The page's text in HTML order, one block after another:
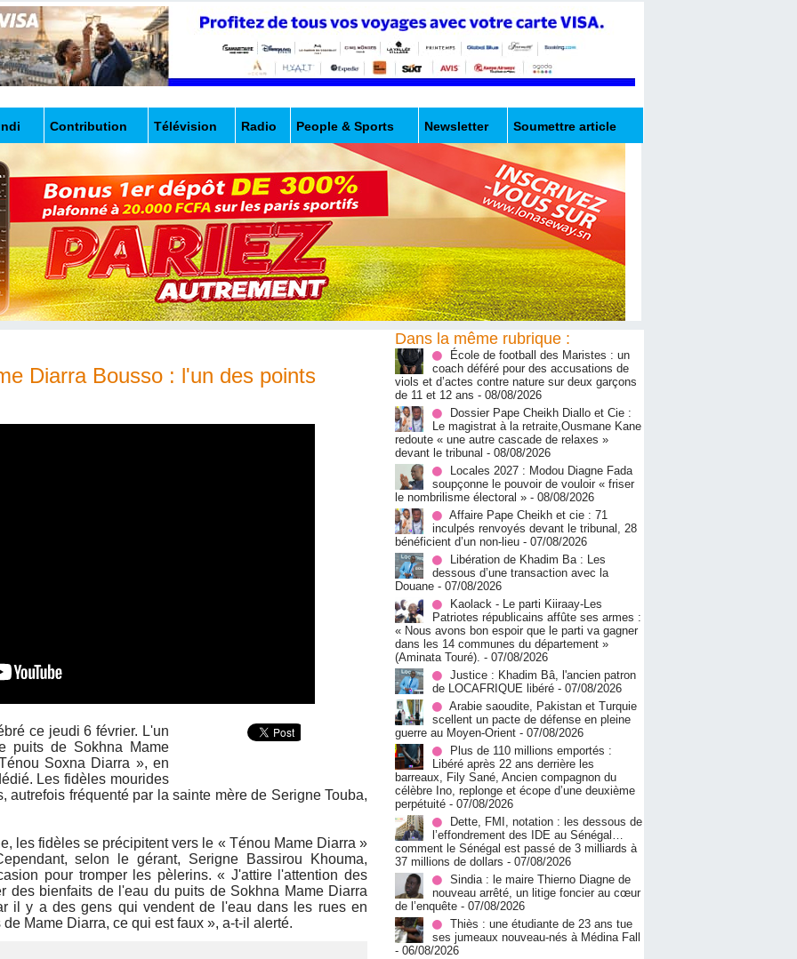
Contribution Télévision Radio People & Sports Newsletter Soumettre article
Diarra Bousso : l'un des points
ce jeudi 6 février. L'un
puits de Sokhna Mame
Soxna Diarra », en
Les fidèles mourides
autrefois fréquenté par la sainte mère de Serigne Touba,
les fidèles se précipitent vers le « Ténou Mame Diarra »
selon le gérant, Serigne Bassirou Khouma,
pour tromper les pèlerins. « J'attire l'attention des
des bienfaits de l'eau du puits de Sokhna Mame Diarra
il y a des gens qui vendent de l'eau dans les rues en
Mame Diarra, ce qui est faux », a-t-il alerté.
Dans la même rubrique :
École de football des Maristes : un
coach déféré pour des accusations de
viols et d’actes contre nature sur deux garçons
de 11 et 12 ans - 08/08/2026
Dossier Pape Cheikh Diallo et Cie :
Le magistrat à la retraite,Ousmane Kane
redoute « une autre cascade de relaxes »
devant le tribunal - 08/08/2026
Locales 2027 : Modou Diagne Fada
soupçonne le pouvoir de vouloir « friser
le nombrilisme électoral » - 08/08/2026
Affaire Pape Cheikh et cie : 71
inculpés renvoyés devant le tribunal, 28
bénéficient d’un non-lieu - 07/08/2026
Libération de Khadim Ba : Les
dessous d’une transaction avec la
Douane - 07/08/2026
Kaolack - Le parti Kiiraay-Les
Patriotes républicains affûte ses armes :
« Nous avons bon espoir que le parti va gagner
dans les 14 communes du département »
(Aminata Touré). - 07/08/2026
Justice : Khadim Bâ, l'ancien patron
de LOCAFRIQUE libéré - 07/08/2026
Arabie saoudite, Pakistan et Turquie
scellent un pacte de défense en pleine
guerre au Moyen-Orient - 07/08/2026
Plus de 110 millions emportés :
Libéré après 22 ans derrière les
barreaux, Fily Sané, Ancien compagnon du
célèbre Ino, replonge et écope d’une deuxième
perpétuité - 07/08/2026
Dette, FMI, notation : les dessous de
l’effondrement des IDE au Sénégal…
comment le Sénégal est passé de 3 milliards à
37 millions de dollars - 07/08/2026
Sindia : le maire Thierno Diagne de
nouveau arrêté, un litige foncier au cœur
de l’enquête - 07/08/2026
Thiès : une étudiante de 23 ans tue
ses jumeaux nouveau-nés à Médina Fall
- 06/08/2026